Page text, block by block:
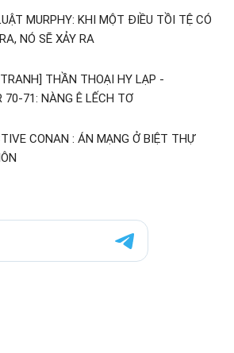
MURPHY: KHI MỘT ĐIỀU TỒI TỆ CÓ
NÓ SẼ XẢY RA
THẦN THOẠI HY LẠP -
70-71: NÀNG Ê LẾCH TƠ
CONAN : ÁN MẠNG Ở BIỆT THỰ